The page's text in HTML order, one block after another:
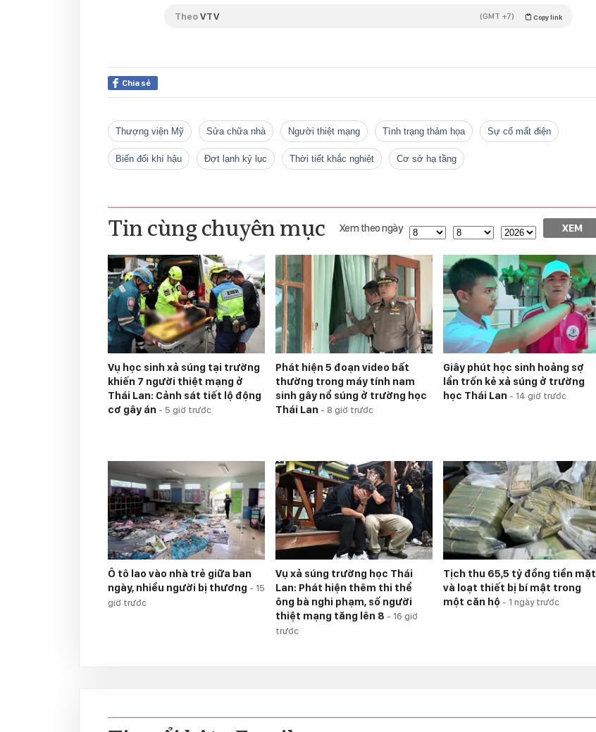
TheoVTV Copy link
(GMT +7)
Chia sẻ
Thượng viện Mỹ sửa chữa nhà người thiệt mạng tình trạng thảm họa sự cố mất điện
biến đổi khí hậu đợt lạnh kỷ lục thời tiết khắc nghiệt Cơ sở hạ tầng
Tin cùng chuyên mục Xem theo ngày XEM
Vụ học sinh xả súng tại trường
khiến 7 người thiệt mạng ở
Thái Lan: Cảnh sát tiết lộ động
cơ gây án - 5 giờ trước
Phát hiện 5 đoạn video bất
thường trong máy tính nam
sinh gây nổ súng ở trường học
Thái Lan - 8 giờ trước
Giây phút học sinh hoảng sợ
lẩn trốn kẻ xả súng ở trường
học Thái Lan - 14 giờ trước
Ô tô lao vào nhà trẻ giữa ban
ngày, nhiều người bị thương - 15
giờ trước
Vụ xả súng trường học Thái
Lan: Phát hiện thêm thi thể
ông bà nghi phạm, số người
thiệt mạng tăng lên 8 - 16 giờ
trước
Tịch thu 65,5 tỷ đồng tiền mặt
và loạt thiết bị bí mật trong
một căn hộ - 1 ngày trước